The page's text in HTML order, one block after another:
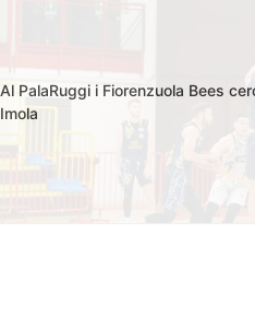
Al PalaRuggi i Fiorenzuola Bees
Imola